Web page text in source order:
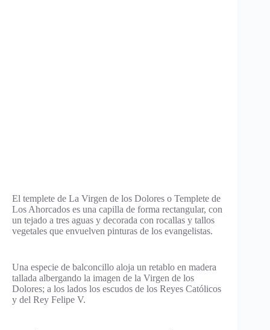
El templete de La Virgen de los Dolores o Templete de
Los Ahorcados es una capilla de forma rectangular, con
un tejado a tres aguas y decorada con rocallas y tallos
vegetales que envuelven pinturas de los evangelistas.
Una especie de balconcillo aloja un retablo en madera
tallada albergando la imagen de la Virgen de los
Dolores; a los lados los escudos de los Reyes Católicos
y del Rey Felipe V.